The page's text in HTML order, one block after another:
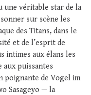
une véritable star de la
sur scène les
des Titans, dans le
et de l’esprit de
intimes aux élans les
aux puissantes
poignante de Vogel im
Sasageyo — la